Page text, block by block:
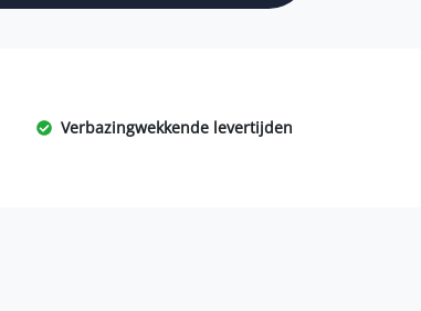
Verbazingwekkende levertijden